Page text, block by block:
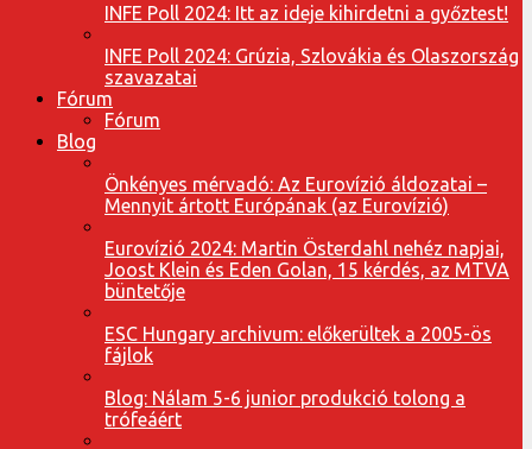
INFE Poll 2024: Itt az ideje kihirdetni a győztest!
INFE Poll 2024: Grúzia, Szlovákia és Olaszország
szavazatai
Fórum
Fórum
Blog
Önkényes mérvadó: Az Eurovízió áldozatai –
Mennyit ártott Európának (az Eurovízió)
Eurovízió 2024: Martin Österdahl nehéz napjai,
Joost Klein és Eden Golan, 15 kérdés, az MTVA
büntetője
ESC Hungary archivum: előkerültek a 2005-ös
fájlok
Blog: Nálam 5-6 junior produkció tolong a
trófeáért